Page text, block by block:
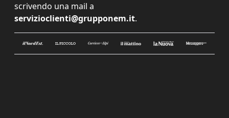
scrivendo una mail a
servizioclienti@grupponem.it.